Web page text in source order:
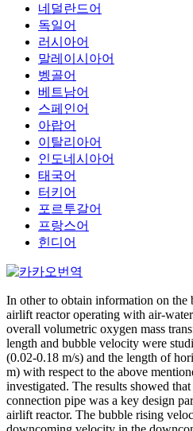
네덜란드어
독일어
러시아어
말레이시아어
벵골어
베트남어
스페인어
아랍어
이탈리아어
인도네시아어
태국어
터키어
포르투갈어
프랑스어
힌디어
In other to obtain information on the
airlift reactor operating with air-
overall volumetric oxygen mass
length and bubble velocity were
(0.02-0.18 m/s) and the length of
m) with respect to the above
investigated. The results showed
connection pipe was a key design
airlift reactor. The bubble rising